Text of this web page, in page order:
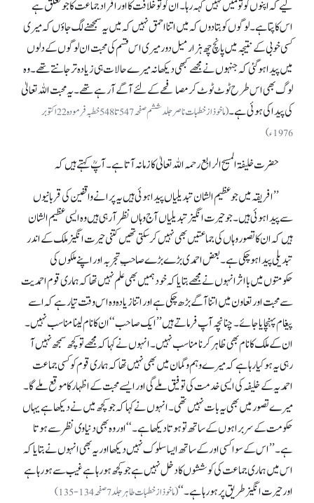
لیےکہ اپنوں کو تو مَیں نہیں کہہ رہا۔ ان کو تو خلافت کا اور افراد جماعت کا جو تعلق ہے
اس کا پتا ہے۔ لوگوں کو بتادوں کہ میں اتنا احمق نہیں کہ میں یہ سمجھنے لگ جاؤں کہ میری
کسی خوبی کے نتیجہ میں پانچ چھ ہزار میل دور میری اس قسم کی محبت ان لوگوں کے دلوں
میں پیدا ہو گئی کہ جنہوں نے مجھے کبھی دیکھا نہ میرے حالات ہی زیادہ تر جانتے تھے۔ وہ
لوگ بھی اس طرح ٹوٹ ٹوٹ کر مصافحے کے لئے آگے آ رہے تھے۔ یہ محبت اللہ تعالیٰ
کی پیدا کی ہوئی ہے۔
(ماخوذ از خطبات ناصر جلد ششم صفحہ 547تا 548 خطبہ فرمودہ 22 اکتوبر
1976ء)
حضرت خلیفۃ المسیح الرابع رحمہ اللہ تعالیٰ کا زمانہ آتا ہے۔ آپؒ کہتے ہیں کہ
’’افریقہ میں جو عظیم الشان تبدیلیاں پیدا ہوئی ہیں یہ پرانے واقفین کی قربانیوں
سے پیدا ہوئی ہیں۔ جو حیرت انگیز تبدیلیاں آج وہاں نظر آ رہی ہیں وہ ایسی عظیم الشان
ہیں کہ ان کا تصور وہاں کی جماعتیں بھی نہیں کر سکتی تھیں کتنی حیرت انگیز ملک کے اندر
تبدیلی پیدا ہو چکی ہے۔ بعض احمدی بڑے بڑے صاحبِ تجربہ اور اپنے ملکوں کی
حکومتوں میں بااثر انہوں نے مجھے بتایا کہ خود ہمیں بھی علم نہیں تھا کہ ہماری قوم احمدیت
سے محبت اور تعاون میں اتنا آگے بڑھ چکی ہے اور اتنا زیادہ وہ اس وقت تیار ہے کہ اسے
پیغام پہنچایا جائے۔ چنانچہ آپ فرماتے ہیں ’’ایک صاحب‘‘ ان کا نام لینا مناسب نہیں۔
ان کے ملک کا نام بھی ظاہر کرنا مناسب نہیں۔ انہوں نے کہا کہ مجھے تو کچھ سمجھ نہیں آ
رہی یہ ہو کیا رہا ہے کہ میرے وہم و گمان میں بھی نہیں تھا کہ ہماری قوم کو کسی جماعت
احمدیہ کے خلیفہ کی ایسی خدمت کی توفیق ملے گی اور ایسے محبت کے اظہار کا موقع ملے گا۔
میرے تصور میں بھی یہ بات نہیں تھی۔ انہوں نے کہا کہ جو کچھ میں نے دیکھا ہے یہاں
حکومت کے سربراہوں کے ساتھ تو ہوتا دیکھا ہے۔‘‘ اور وہ بھی دنیاوی نظر سے ہوتا
ہے۔ ’’اس کے سوا کسی اور کے ساتھ ایسا سلوک نہیں دیکھا اور یہ بھی انہوں نے بتایا کہ
اس میں ہماری جماعت کی کوششوں کا دخل نہیں ہے جو کچھ ہو رہا ہے غیب سے ہو رہا ہے
اور حیرت انگیز طریق پر ہو رہا ہے۔‘‘(ماخوذ از خطبات طاہر جلد7صفحہ134-135)